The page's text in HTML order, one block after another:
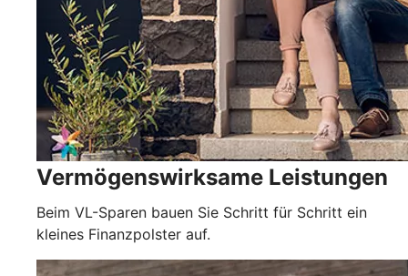
Vermögenswirksame Leistungen
Beim VL-Sparen bauen Sie Schritt für Schritt ein
kleines Finanzpolster auf.